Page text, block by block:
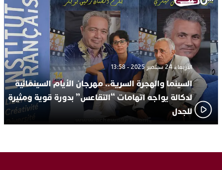
الأربعاء 24 سبتمبر 2025 - 13:58
السينما والهجرة السرية.. مهرجان الأيام السينمائية
لدكالة يواجه اتهامات “التقاعس” بدورة قوية ومثيرة
للجدل